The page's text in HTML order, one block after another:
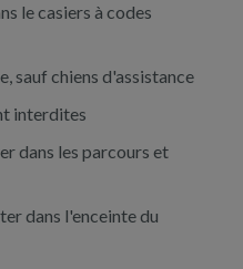
le casiers à codes
sauf chiens d'assistance
interdites
dans les parcours et
dans l'enceinte du